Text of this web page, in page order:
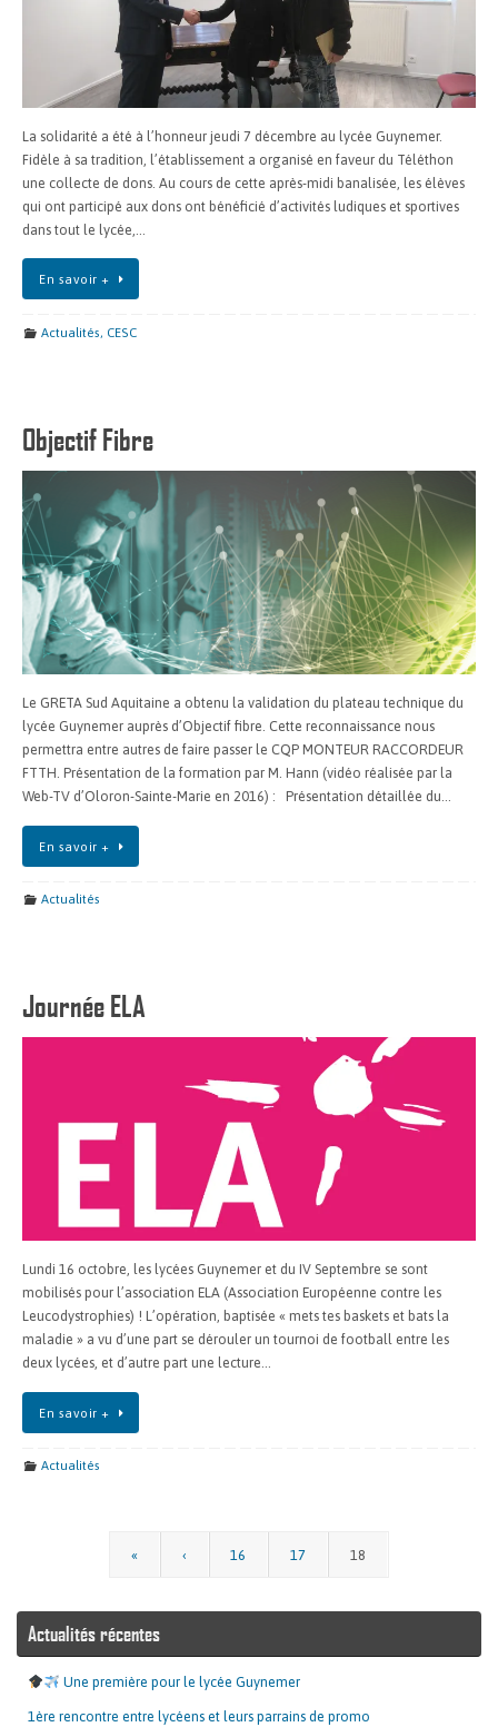
La solidarité a été à l’honneur jeudi 7 décembre au lycée Guynemer.
Fidèle à sa tradition, l’établissement a organisé en faveur du Téléthon
une collecte de dons. Au cours de cette après-midi banalisée, les élèves
qui ont participé aux dons ont bénéficié d’activités ludiques et sportives
dans tout le lycée,…
En savoir +
Actualités, CESC
Objectif Fibre
Le GRETA Sud Aquitaine a obtenu la validation du plateau technique du
lycée Guynemer auprès d’Objectif fibre. Cette reconnaissance nous
permettra entre autres de faire passer le CQP MONTEUR RACCORDEUR
FTTH. Présentation de la formation par M. Hann (vidéo réalisée par la
Web-TV d’Oloron-Sainte-Marie en 2016) : Présentation détaillée du…
En savoir +
Actualités
Journée ELA
Lundi 16 octobre, les lycées Guynemer et du IV Septembre se sont
mobilisés pour l’association ELA (Association Européenne contre les
Leucodystrophies) ! L’opération, baptisée « mets tes baskets et bats la
maladie » a vu d’une part se dérouler un tournoi de football entre les
deux lycées, et d’autre part une lecture…
En savoir +
Actualités
« ‹ 16 17 18
Actualités récentes
Une première pour le lycée Guynemer
1ère rencontre entre lycéens et leurs parrains de promo